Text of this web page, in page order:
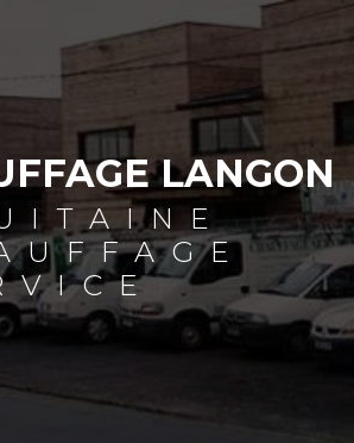
LANGON
cookies